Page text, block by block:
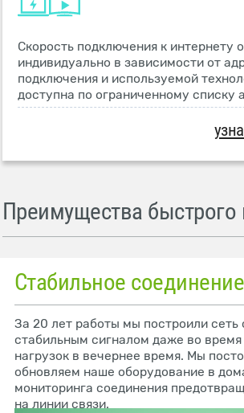
Скорость подключения к интернету
индивидуально в зависимости от
подключения и используемой
доступна по ограниченному списку
Преимущества быстрого
Стабильное соединение
За 20 лет работы мы построили сеть
стабильным сигналом даже во
нагрузок в вечернее время. Мы
обновляем наше оборудование в
мониторинга соединения
на линии связи.